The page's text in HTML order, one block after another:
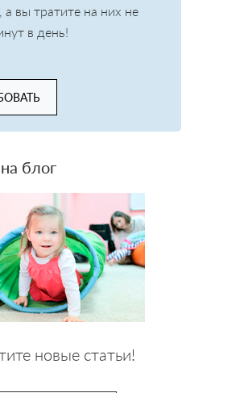
а вы тратите на них не
в день!
блог
новые статьи!